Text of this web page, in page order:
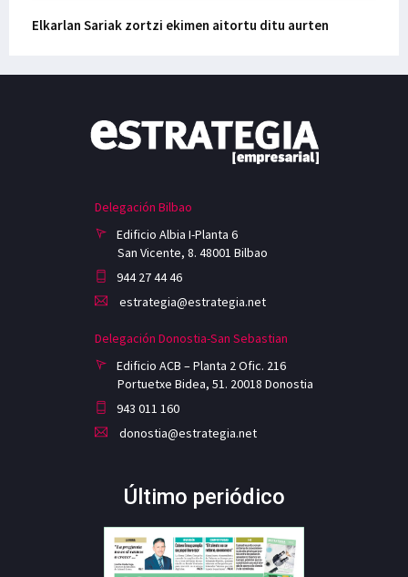
Elkarlan Sariak zortzi ekimen aitortu ditu aurten
Delegación Bilbao
Edificio Albia I-Planta 6
San Vicente, 8. 48001 Bilbao
944 27 44 46
estrategia@estrategia.net
Delegación Donostia-San Sebastian
Edificio ACB – Planta 2 Ofic. 216
Portuetxe Bidea, 51. 20018 Donostia
943 011 160
donostia@estrategia.net
Último periódico